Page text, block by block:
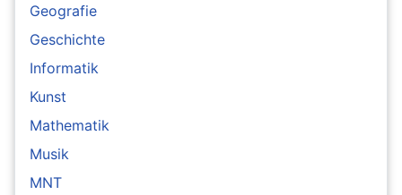
Geografie
Geschichte
Informatik
Kunst
Mathematik
Musik
MNT